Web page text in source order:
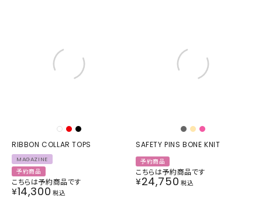
RIBBON COLLAR TOPS
MAGAZINE
予約商品
こちらは予約商品です
¥14,300 税込
SAFETY PINS BONE KNIT
予約商品
こちらは予約商品です
¥24,750 税込